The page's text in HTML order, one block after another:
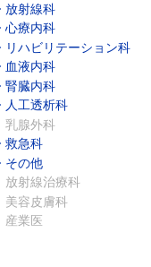
放射線科
心療内科
リハビリテーション科
血液内科
腎臓内科
人工透析科
乳腺外科
救急科
その他
放射線治療科
美容皮膚科
産業医